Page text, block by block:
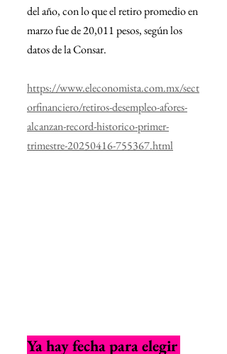
del año, con lo que el retiro promedio en
marzo fue de 20,011 pesos, según los
datos de la Consar.
https://www.eleconomista.com.mx/sect
orfinanciero/retiros-desempleo-afores-
alcanzan-record-historico-primer-
trimestre-20250416-755367.html
Ya hay fecha para elegir